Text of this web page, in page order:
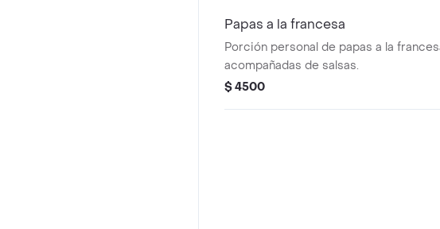
Papas a la francesa
Porción personal de papas a la
acompañadas de salsas.
$ 4500